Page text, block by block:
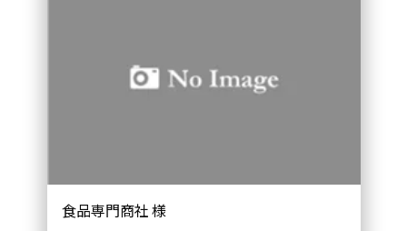
食品専門商社 様